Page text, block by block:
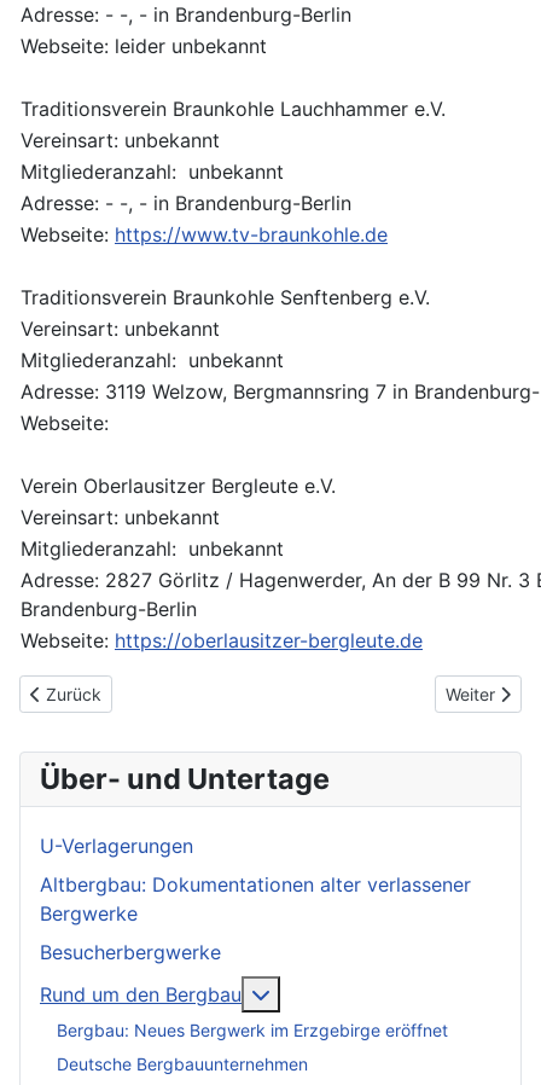
Adresse: - -, - in Brandenburg-Berlin
Webseite: leider unbekannt
Traditionsverein Braunkohle Lauchhammer e.V.
Vereinsart: unbekannt
Mitgliederanzahl: unbekannt
Adresse: - -, - in Brandenburg-Berlin
Webseite: https://www.tv-braunkohle.de
Traditionsverein Braunkohle Senftenberg e.V.
Vereinsart: unbekannt
Mitgliederanzahl: unbekannt
Adresse: 3119 Welzow, Bergmannsring 7 in
Webseite:
Verein Oberlausitzer Bergleute e.V.
Vereinsart: unbekannt
Mitgliederanzahl: unbekannt
Adresse: 2827 Görlitz / Hagenwerder, An der B 99 Nr. 3
Brandenburg-Berlin
Webseite: https://oberlausitzer-bergleute.de
Vorheriger Beitrag: Bergmanns-, Hütten- und Knappenvereine in
Zurück Nächster
Weiter
Über- und Untertage
U-Verlagerungen
Altbergbau: Dokumentationen alter verlassener
Bergwerke
Besucherbergwerke
Rund um den Bergbau
Bergbau: Neues Bergwerk im Erzgebirge eröffnet
Deutsche Bergbauunternehmen